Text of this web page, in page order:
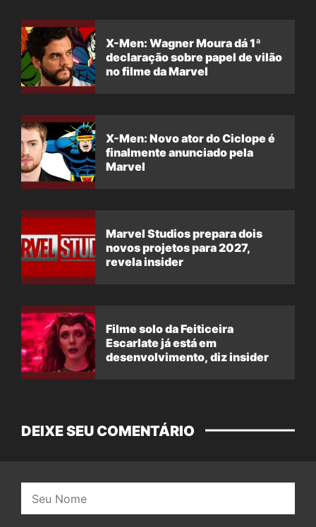
X-Men: Wagner Moura dá 1ª
declaração sobre papel de vilão
no filme da Marvel
X-Men: Novo ator do Ciclope é
finalmente anunciado pela
Marvel
Marvel Studios prepara dois
novos projetos para 2027,
revela insider
Filme solo da Feiticeira
Escarlate já está em
desenvolvimento, diz insider
DEIXE SEU COMENTÁRIO